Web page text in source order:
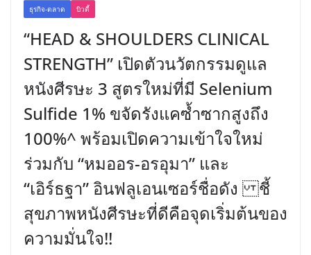
ธุรกิจ-ตลาด บิวตี้
“HEAD & SHOULDERS CLINICAL
STRENGTH” เปิดตัวนวัตกรรมดูแล
หนังศีรษะ 3 สูตรใหม่ที่มี Selenium
Sulfide 1% ขจัดรังแคซ้ำซากสูงถึง
100%^ พร้อมเปิดความเข้าใจใหม่
ร่วมกับ “หมออร-อรอุมา” และ
“เอิร์ธฐา” อินฟลูเอนเซอร์ชื่อดัง ชี้
สุขภาพหนังศีรษะที่ดีคือจุดเริ่มต้นของ
ความมั่นใจ!!